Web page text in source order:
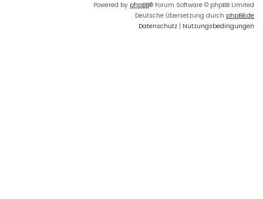
Powered by phpBB® Forum Software © phpBB Limited
Deutsche Übersetzung durch phpBB.de
Datenschutz | Nutzungsbedingungen